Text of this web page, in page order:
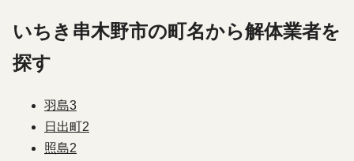
いちき串木野市の町名から解体業者を
探す
羽島3
日出町2
照島2